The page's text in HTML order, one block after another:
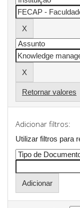
Retornar valores
Adicionar filtros:
Utilizar filtros para